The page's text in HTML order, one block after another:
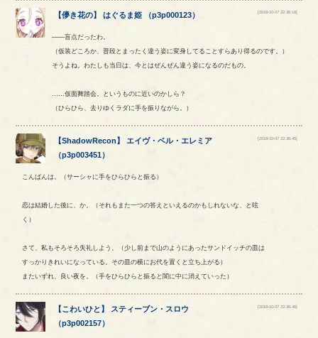
【儚き花の】はぐるま姫 （p3p000123） [2018-10-07 22:36:16]
――盲点だったわ。
（仮装どころか、普段とまったく違う姿に変身してることすらあり得るのです。）
そうよね。わたしも当日は、今とはぜんぜん違う姿になるのだもの。
……仮面舞踏会。というものに近いのかしら？
（ひらひら、去りゆくラダに手を振りながら。）
【ShadowRecon】 エイヴ・ベル・ エレミア
（p3p003451）
[2018-10-07 22:36:45]
こんばんは。（サーシャに手をひらひらと振る）
恋は結婚した後に、か。（それもまた一つの答えといえるのかもしれないな、と呟
く）
さて、私もそろそろ失礼しよう。（少し前まで山のようにあったサンドイッチの皿は
すっかりきれいになっている。その皿の横にお代を置くと立ち上がる）
またいずれ、良い夜を。（手をひらひらと振ると闇に中に消えていった）
【こわいひと 】 スティーブン ・ スロウ
（p3p002157）
[2018-10-07 22:36:46]